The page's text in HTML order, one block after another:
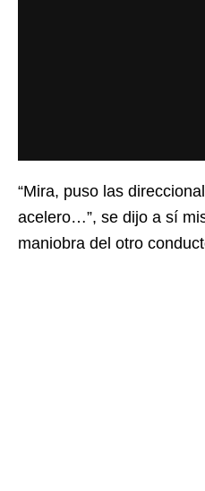
“Mira, puso las
acelero…”, se dijo a sí
maniobra del otro